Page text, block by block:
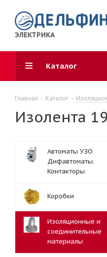
ЭЛЕКТРИКА
Каталог
Главная - Каталог -
Изолента
Автоматы УЗО
Дифавтоматы.
Контакторы
Коробки
Изоляционные и
соединительные
материалы